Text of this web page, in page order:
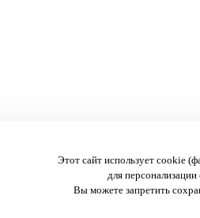
Этот сайт использует cookie
для персонализации
Вы можете запретить